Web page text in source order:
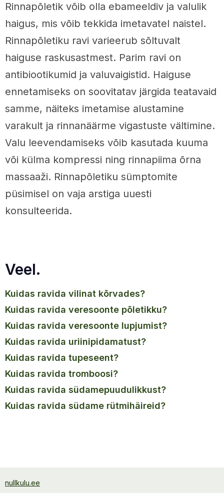
Rinnapõletik võib olla ebameeldiv ja valulik
haigus, mis võib tekkida imetavatel naistel.
Rinnapõletiku ravi varieerub sõltuvalt
haiguse raskusastmest. Parim ravi on
antibiootikumid ja valuvaigistid. Haiguse
ennetamiseks on soovitatav järgida teatavaid
samme, näiteks imetamise alustamine
varakult ja rinnanäärme vigastuste vältimine.
Valu leevendamiseks võib kasutada kuuma
või külma kompressi ning rinnapiima õrna
massaaži. Rinnapõletiku sümptomite
püsimisel on vaja arstiga uuesti
konsulteerida.
Veel.
kuidas ravida vilinat kõrvades?
kuidas ravida veresoonte põletikku?
kuidas ravida veresoonte lupjumist?
kuidas ravida uriinipidamatust?
kuidas ravida tupeseent?
kuidas ravida tromboosi?
kuidas ravida südamepuudulikkust?
kuidas ravida südame rütmihäireid?
nullkulu.ee